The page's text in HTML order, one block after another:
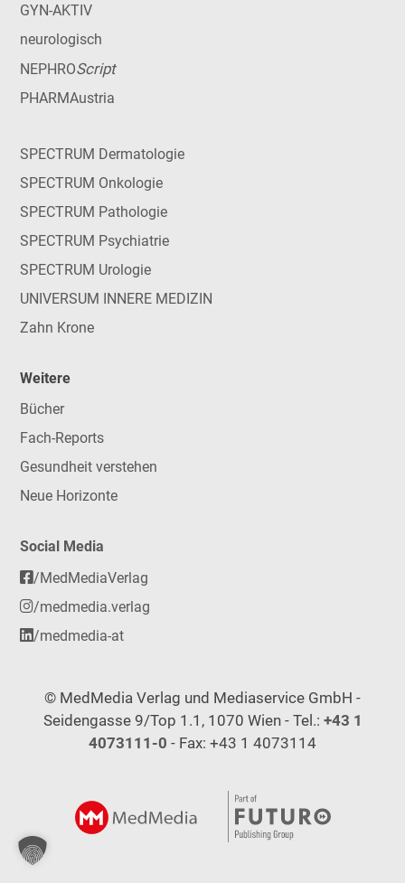
GYN-AKTIV
neurologisch
NEPHROScript
PHARMAustria
SPECTRUM Dermatologie
SPECTRUM Onkologie
SPECTRUM Pathologie
SPECTRUM Psychiatrie
SPECTRUM Urologie
UNIVERSUM INNERE MEDIZIN
Zahn Krone
Weitere
Bücher
Fach-Reports
Gesundheit verstehen
Neue Horizonte
Social Media
/MedMediaVerlag
/medmedia.verlag
/medmedia-at
© MedMedia Verlag und Mediaservice GmbH -
Seidengasse 9/Top 1.1, 1070 Wien - Tel.: +43 1
4073111-0 - Fax: +43 1 4073114